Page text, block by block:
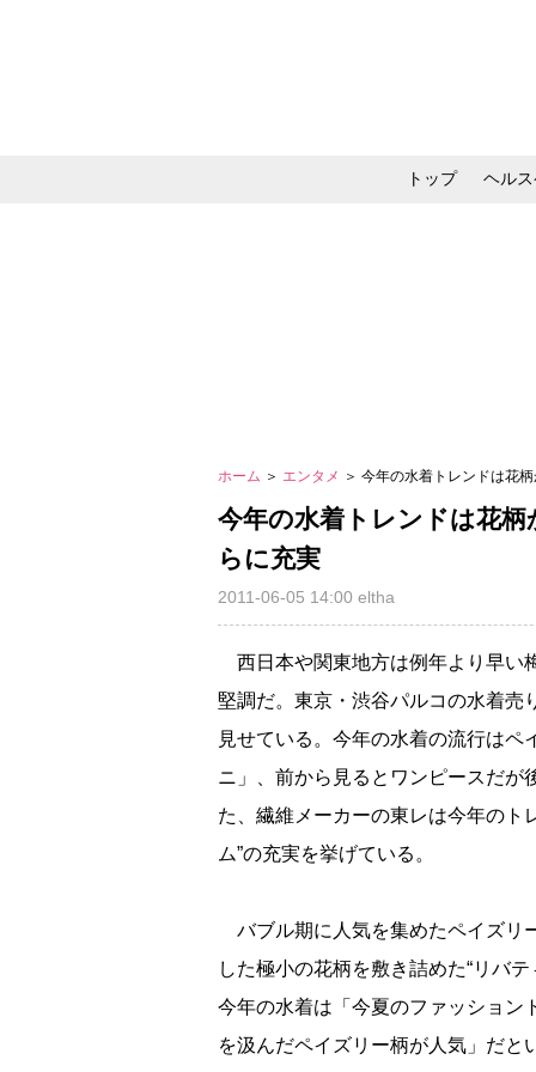
トップ ヘル
ホーム ＞ エンタメ ＞ 今年の水着トレンドは花
今年の水着トレンドは花
らに充実
2011-06-05 14:00 eltha
西日本や関東地方は例年より早い
堅調だ。東京・渋谷パルコの水着売
見せている。今年の水着の流行は
ニ」、前から見るとワンピースだが
た、繊維メーカーの東レは今年のト
ム”の充実を挙げている。
バブル期に人気を集めたペイズリ
した極小の花柄を敷き詰めた“リバ
今年の水着は「今夏のファッション
を汲んだペイズリー柄が人気」だと